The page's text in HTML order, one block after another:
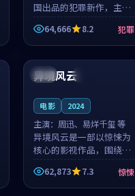
国出品的犯罪新作，主创
团队希望用高校追梦的故
事让观众停下来想一想。
赵砚青领衔，颜以南担任
重要角色，山田纯一的叙
事节奏一...
64,666 8.2 犯罪
英国
99:14
异境风云
电影 2024
主演：周迅、易烊千玺 等
异境风云是一部以惊悚为
核心的影视作品，围绕危
机、反转与人物成长展
开，整体节奏紧凑，值得
推荐观看。
62,873 7.3 惊悚
99:28